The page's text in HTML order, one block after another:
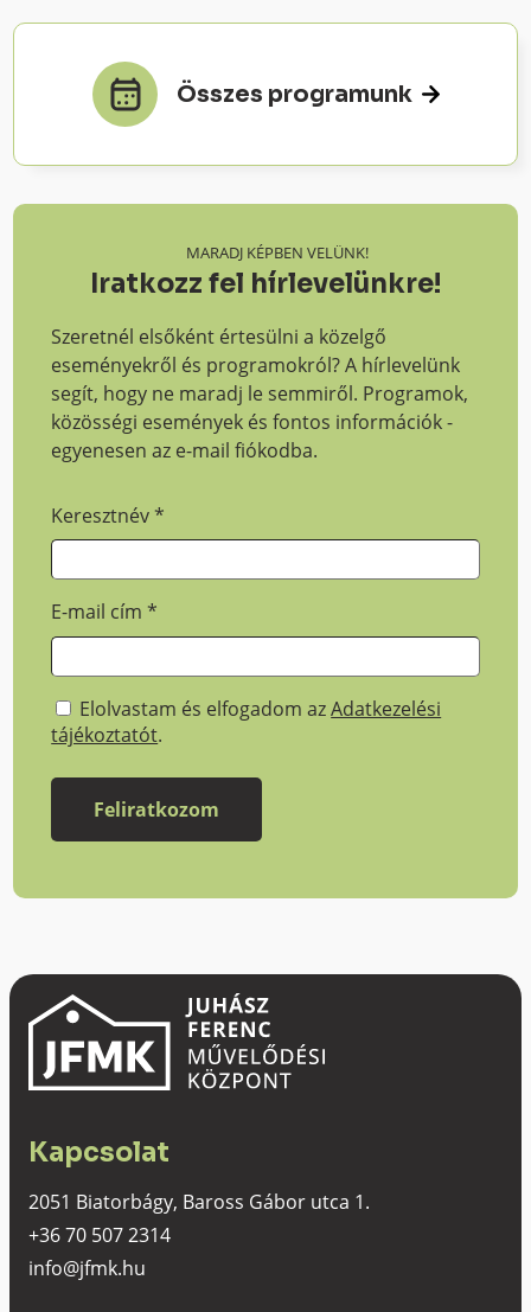
Összes programunk
MARADJ KÉPBEN VELÜNK!
Iratkozz fel hírlevelünkre!
Szeretnél elsőként értesülni a közelgő
eseményekről és programokról? A hírlevelünk
segít, hogy ne maradj le semmiről. Programok,
közösségi események és fontos információk -
egyenesen az e-mail fiókodba.
Keresztnév*
E-mail cím*
Elolvastam és elfogadom azAdatkezelési
tájékoztatót.
Kapcsolat
2051 Biatorbágy, Baross Gábor utca 1.
+36 70 507 2314
info@jfmk.hu